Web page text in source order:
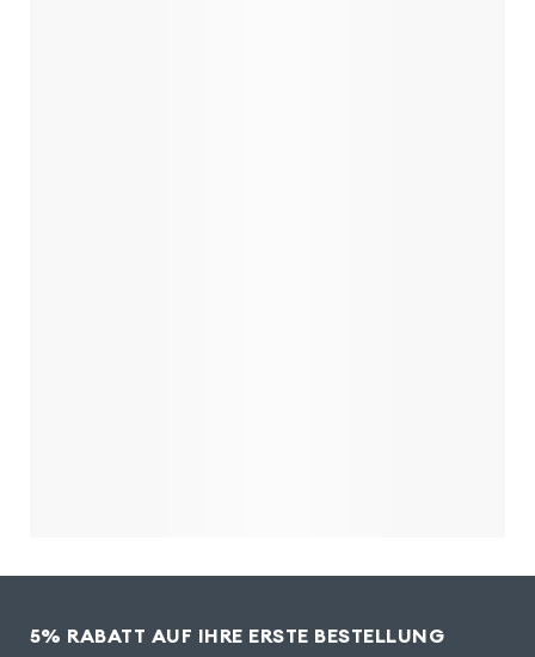
5% RABATT AUF IHRE ERSTE BESTELLUNG